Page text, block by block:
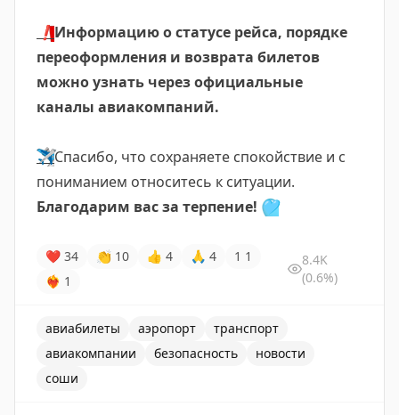
❗️Информацию о статусе рейса, порядке
переоформления и возврата билетов
можно узнать через официальные
каналы авиакомпаний.
✈️Спасибо, что сохраняете спокойствие и с
пониманием относитесь к ситуации.
Благодарим вас за терпение! 🩵
❤ 34 👏 10 👍 4 🙏 4 1 1
❤‍🔥 1
8.4K
(0.6%)
авиабилеты аэропорт
транспорт
авиакомпании
безопасность
новости
соши